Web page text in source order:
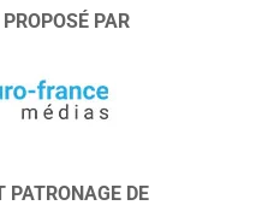
PAR
PATRONAGE DE